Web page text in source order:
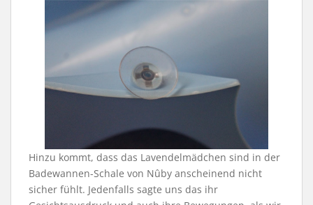
Hinzu kommt, dass das Lavendelmädchen sind in der
Badewannen-Schale von Nûby anscheinend nicht
sicher fühlt. Jedenfalls sagte uns das ihr